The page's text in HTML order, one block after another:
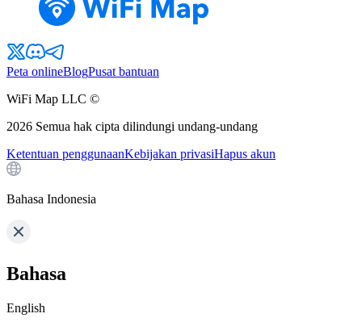
Peta onlineBlogPusat bantuan
WiFi Map LLC ©
2026 Semua hak cipta dilindungi undang-undang
Ketentuan penggunaanKebijakan privasiHapus akun
Bahasa Indonesia
Bahasa
English